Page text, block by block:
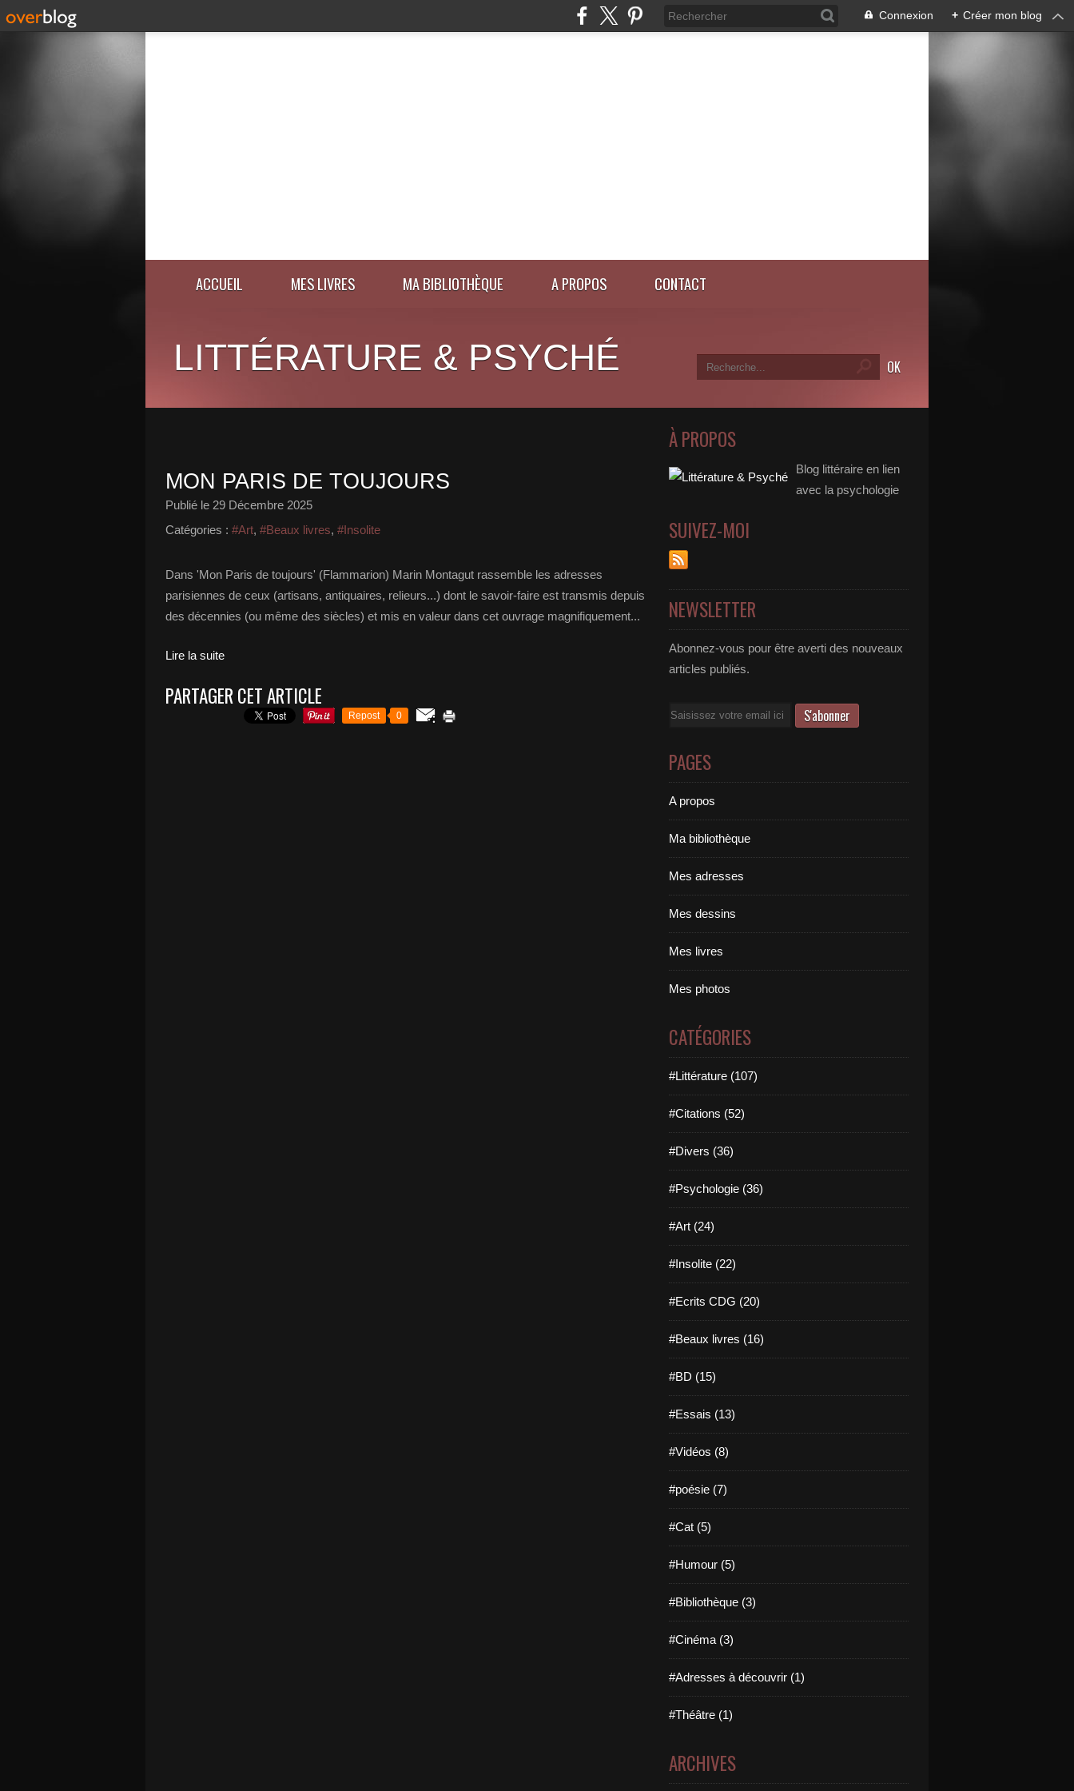
Connexion + Créer mon blog
ACCUEIL MES LIVRES MA BIBLIOTHÈQUE A PROPOS CONTACT
LITTÉRATURE & PSYCHÉ
MON PARIS DE TOUJOURS
Publié le 29 Décembre 2025
Catégories : #Art, #Beaux livres, #Insolite
Dans 'Mon Paris de toujours' (Flammarion) Marin Montagut rassemble les adresses
parisiennes de ceux (artisans, antiquaires, relieurs...) dont le savoir-faire est transmis depuis
des décennies (ou même des siècles) et mis en valeur dans cet ouvrage magnifiquement...
Lire la suite
PARTAGER CET ARTICLE
Repost 0
À PROPOS
Blog littéraire en lien
avec la psychologie
SUIVEZ-MOI
NEWSLETTER
Abonnez-vous pour être averti des nouveaux
articles publiés.
Email
PAGES
A propos
Ma bibliothèque
Mes adresses
Mes dessins
Mes livres
Mes photos
CATÉGORIES
#Littérature (107)
#Citations (52)
#Divers (36)
#Psychologie (36)
#Art (24)
#Insolite (22)
#Ecrits CDG (20)
#Beaux livres (16)
#BD (15)
#Essais (13)
#Vidéos (8)
#poésie (7)
#Cat (5)
#Humour (5)
#Bibliothèque (3)
#Cinéma (3)
#Adresses à découvrir (1)
#Théâtre (1)
ARCHIVES